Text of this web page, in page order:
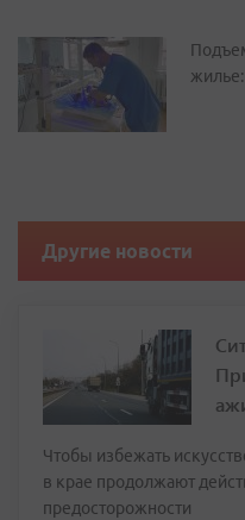
Другие новости
Чтобы избежать
в крае продолжают
предосторожности